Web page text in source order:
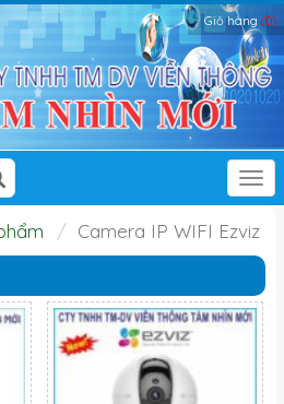
Giỏ hàng (0)
Camera IP WIFI Ezviz